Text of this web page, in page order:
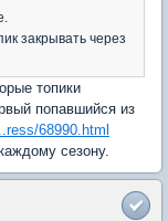
закрывать через
топики
попавшийся из
68990.html
сезону.